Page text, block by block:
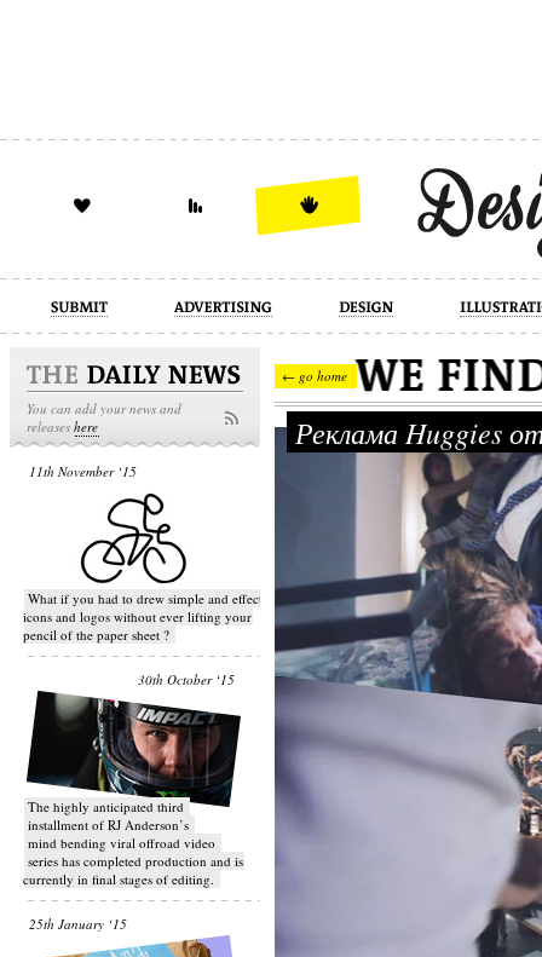
design illustration industrial
You can add your news and
releaseshere
11th November ‘15
What if you had to drew simple and effective
icons and logos without ever lifting your
pencil of the paper sheet ?
30th October ‘15
T​he highly anticipated third
installment of RJ Anderson’s
mind bending viral off­road video
series has completed production and is
currently in final stages of editing.
25th January ‘15
← go home
Реклама Huggies